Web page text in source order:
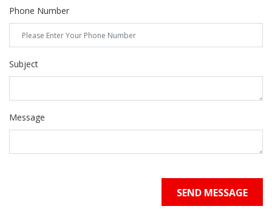
Phone Number
Subject
Message
SEND MESSAGE